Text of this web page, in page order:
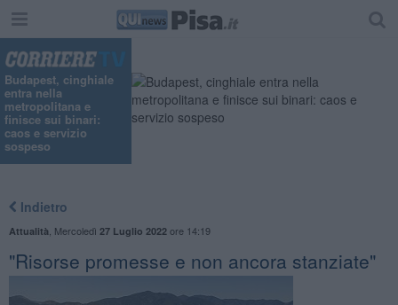
Budapest, cinghiale
entra nella
metropolitana e
finisce sui binari:
caos e servizio
sospeso
Indietro
Attualità Mercoledì 27 Luglio 2022ore 14:19
"Risorse promesse e non ancora stanziate"